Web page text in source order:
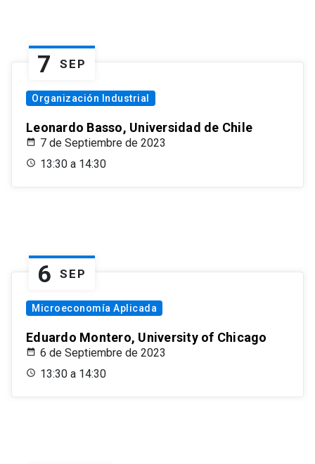
7 SEP
Organización Industrial
Leonardo Basso, Universidad de Chile
7 de Septiembre de 2023
13:30 a 14:30
6 SEP
Microeconomía Aplicada
Eduardo Montero, University of Chicago
6 de Septiembre de 2023
13:30 a 14:30